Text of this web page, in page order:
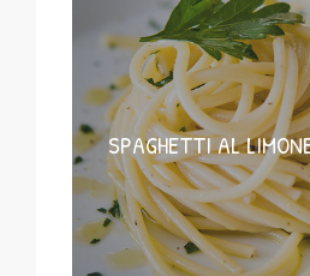
SPAGHETTI AL